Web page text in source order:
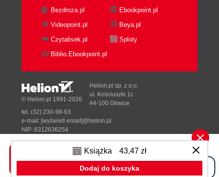
(306)
Modyfikacja płaszczyzny przekroju (314)
Modyfikacja obwiedni szczegółów i profili
Polecenia i narzędzia pomocnicze (322)
Modyfikacja krawędzi (322)
Lista części i numerowanie elementów (323)
Tworzenie odwołań do właściwości plików
(328)
Wymiarowanie otworów i połączeń
gwintowych (333)
Zmiany wymiarów modeli (334)
Książka 43,47 zł
Dodaj do koszyka
Bezdroza.pl
Ebookpoint.pl
Videopoint.pl
Beya.pl
Czytalisek.pl
Sploty
Biblio.Ebookpoint.pl
Designed with ♥ byTonik.pl
© Helion.pl 1991-2026
Helion.pl sp. z o.o.
ul. Kościuszki 1c
44-100 Gliwice
tel. (32) 230-98-63
e-mail: [wyświetl email]@helion.pl
NIP: 6312636254